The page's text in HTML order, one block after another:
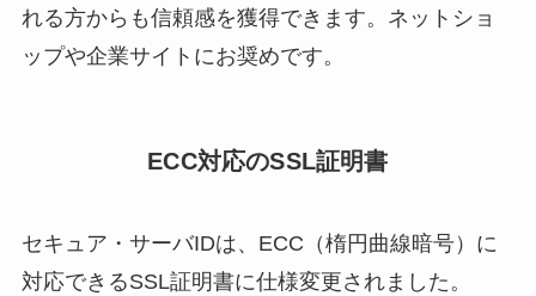
れる方からも信頼感を獲得できます。ネットショ
ップや企業サイトにお奨めです。
ECC対応のSSL証明書
セキュア・サーバIDは、ECC（楕円曲線暗号）に
対応できるSSL証明書に仕様変更されました。